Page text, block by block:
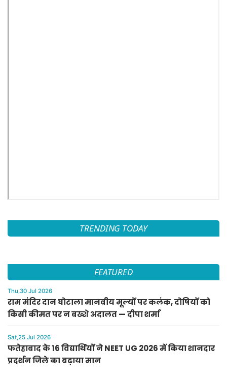
TRENDING TODAY
FEATURED
Thu,30 Jul 2026
राम मंदिर दान घोटाला मानवीय मूल्यों पर कलंक, दोषियों को
किसी कीमत पर न बख्शे अदालत — दीपा शर्मा
Sat,25 Jul 2026
फतेहाबाद के 16 विद्यार्थियों ने NEET UG 2026 में किया शानदार
प्रदर्शन जिले का बढ़ाया मान